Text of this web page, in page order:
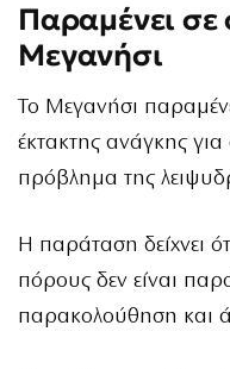
Παραμένει σε
Μεγανήσι
Το Μεγανήσι
έκτακτης ανάγκης
πρόβλημα της
Η παράταση δείχνει
πόρους δεν είναι
παρακολούθηση και